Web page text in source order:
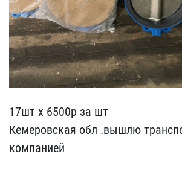
17шт х 6500р за шт
Кемер​овская обл .вышлю
компанией